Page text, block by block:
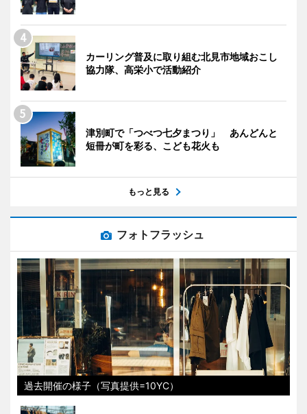
カーリング普及に取り組む北見市地域おこし
協力隊、高栄小で活動紹介
津別町で「つべつ七夕まつり」 あんどんと
短冊が町を彩る、こども花火も
もっと見る
フォトフラッシュ
過去開催の様子（写真提供=10YC）